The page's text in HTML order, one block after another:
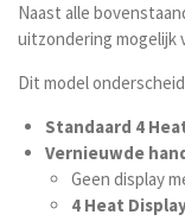
Naast alle
uitzondering mogelijk
Dit model
Standaard 4
Vernieuwde
Geen display
4 Heat